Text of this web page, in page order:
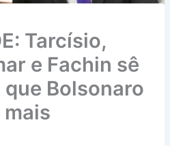
Tarcísio,
e Fachin sê
Bolsonaro